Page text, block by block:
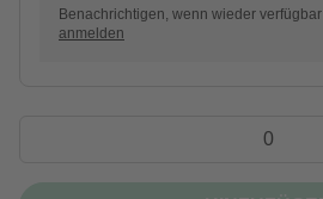
Benachrichtigen, wenn wieder verfügbar
anmelden